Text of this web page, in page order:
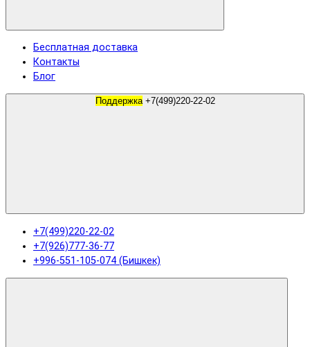
Бесплатная доставка
Контакты
Блог
Поддержка +7(499)220-22-02
+7(499)220-22-02
+7(926)777-36-77
+996-551-105-074 (Бишкек)